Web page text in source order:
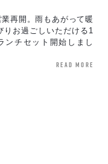
再開。雨もあがって暖
りお過ごしいただける1
ンチセット開始しまし
read more